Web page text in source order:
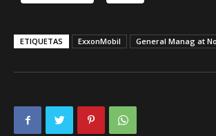
ETIQUETAS ExxonMobil General Manag at